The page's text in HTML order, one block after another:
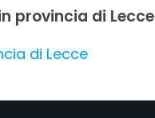
provincia di Lecce
di Lecce